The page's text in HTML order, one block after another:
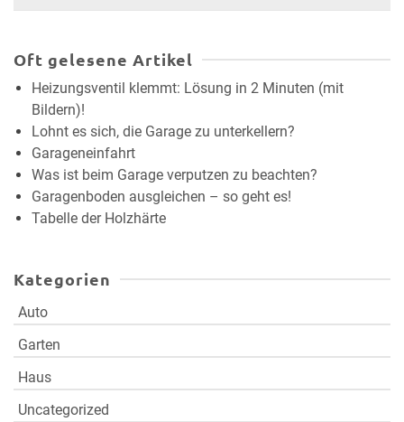
Oft gelesene Artikel
Heizungsventil klemmt: Lösung in 2 Minuten (mit
Bildern)!
Lohnt es sich, die Garage zu unterkellern?
Garageneinfahrt
Was ist beim Garage verputzen zu beachten?
Garagenboden ausgleichen – so geht es!
Tabelle der Holzhärte
Kategorien
Auto
Garten
Haus
Uncategorized